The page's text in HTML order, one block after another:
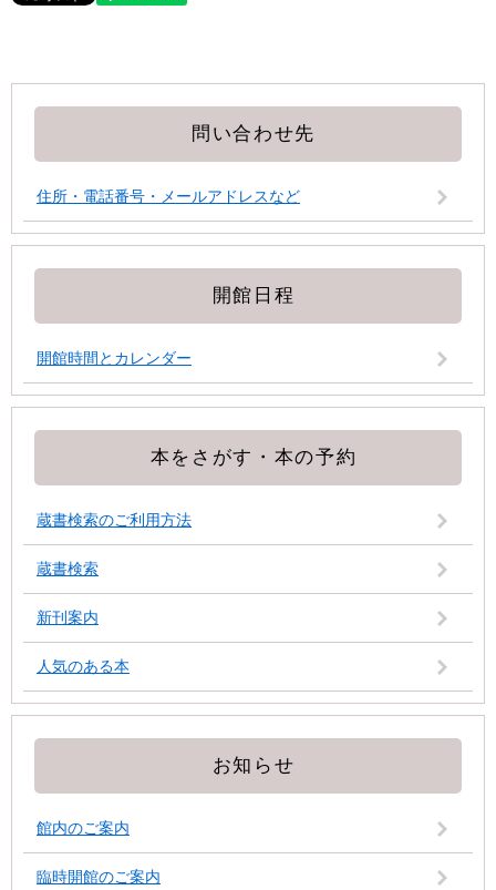
問い合わせ先
住所・電話番号・メールアドレスなど
開館日程
開館時間とカレンダー
本をさがす・本の予約
蔵書検索のご利用方法
蔵書検索
新刊案内
人気のある本
お知らせ
館内のご案内
臨時開館のご案内